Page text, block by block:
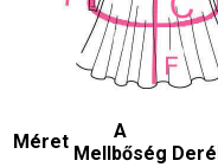
Méret
A
Mellbőség